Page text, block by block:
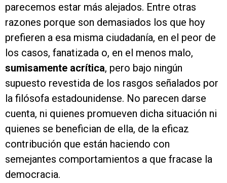
parecemos estar más alejados. Entre otras
razones porque son demasiados los que hoy
prefieren a esa misma ciudadanía, en el peor de
los casos, fanatizada o, en el menos malo,
sumisamente acrítica, pero bajo ningún
supuesto revestida de los rasgos señalados por
la filósofa estadounidense. No parecen darse
cuenta, ni quienes promueven dicha situación ni
quienes se benefician de ella, de la eficaz
contribución que están haciendo con
semejantes comportamientos a que fracase la
democracia.